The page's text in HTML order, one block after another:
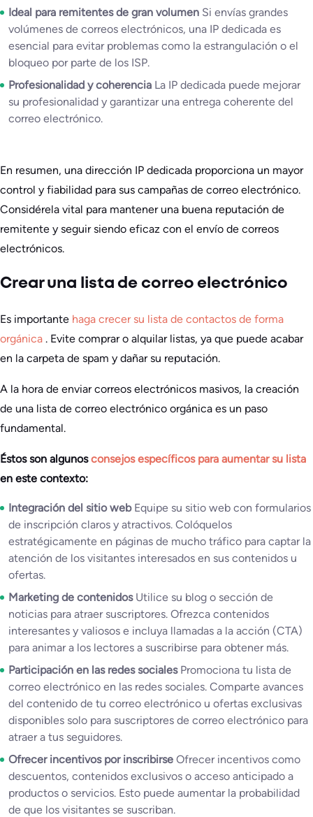
Ideal para remitentes de gran volumen Si envías grandes
volúmenes de correos electrónicos, una IP dedicada es
esencial para evitar problemas como la estrangulación o el
bloqueo por parte de los ISP.
Profesionalidad y coherencia La IP dedicada puede mejorar
su profesionalidad y garantizar una entrega coherente del
correo electrónico.
En resumen, una dirección IP dedicada proporciona un mayor
control y fiabilidad para sus campañas de correo electrónico.
Considérela vital para mantener una buena reputación de
remitente y seguir siendo eficaz con el envío de correos
electrónicos.
Crear una lista de correo electrónico
Es importante haga crecer su lista de contactos de forma
orgánica . Evite comprar o alquilar listas, ya que puede acabar
en la carpeta de spam y dañar su reputación.
A la hora de enviar correos electrónicos masivos, la creación
de una lista de correo electrónico orgánica es un paso
fundamental.
Éstos son algunosconsejos específicos para aumentar su lista
en este contexto:
Integración del sitio web Equipe su sitio web con formularios
de inscripción claros y atractivos. Colóquelos
estratégicamente en páginas de mucho tráfico para captar la
atención de los visitantes interesados en sus contenidos u
ofertas.
Marketing de contenidos Utilice su blog o sección de
noticias para atraer suscriptores. Ofrezca contenidos
interesantes y valiosos e incluya llamadas a la acción (CTA)
para animar a los lectores a suscribirse para obtener más.
Participación en las redes sociales Promociona tu lista de
correo electrónico en las redes sociales. Comparte avances
del contenido de tu correo electrónico u ofertas exclusivas
disponibles solo para suscriptores de correo electrónico para
atraer a tus seguidores.
Ofrecer incentivos por inscribirse Ofrecer incentivos como
descuentos, contenidos exclusivos o acceso anticipado a
productos o servicios. Esto puede aumentar la probabilidad
de que los visitantes se suscriban.